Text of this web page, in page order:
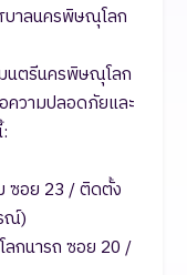
บาลนครพิษณุโลก
นตรีนครพิษณุโลก
ความปลอดภัยและ
ซอย 23 / ติดตั้ง
ณ์)
ลกนารถ ซอย 20 /